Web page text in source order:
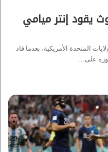
يقود إنتر ميامي
المتحدة الأمريكية، بعدما قاد
على…